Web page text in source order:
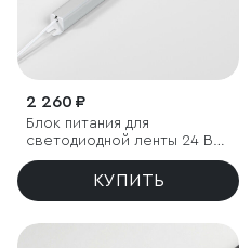
2 260 ₽
Блок питания для
светодиодной ленты 24 В
60W
КУПИТЬ